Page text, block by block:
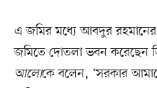
এ জমির মধ্যে আবদুর
জমিতে দোতলা ভবন করেছেন
আলোকে বলেন, ‘সরকার